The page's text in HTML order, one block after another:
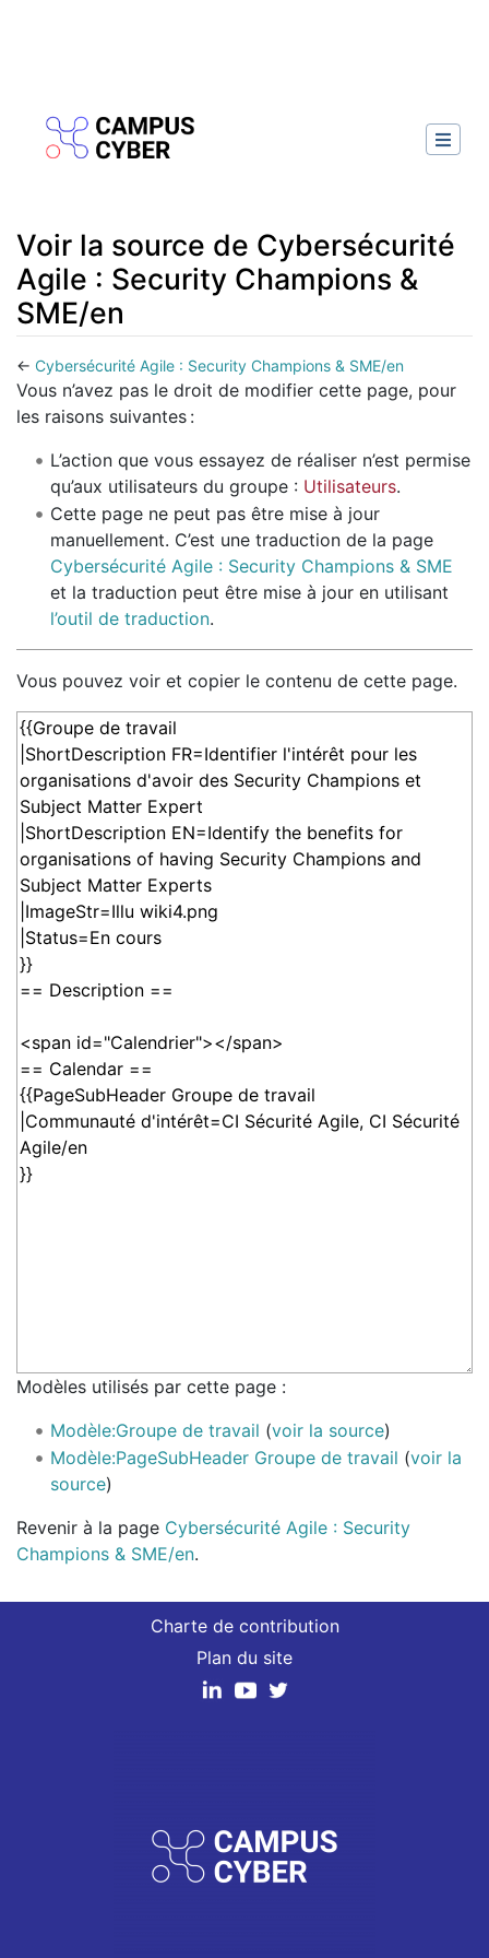
Voir la source de Cybersécurité
Agile : Security Champions &
SME/en
← Cybersécurité Agile : Security Champions & SME/en
Aller à :navigation, rechercher
Vous n’avez pas le droit de modifier cette page, pour
les raisons suivantes :
L’action que vous essayez de réaliser n’est permise
qu’aux utilisateurs du groupe : Utilisateurs.
Cette page ne peut pas être mise à jour
manuellement. C’est une traduction de la page
Cybersécurité Agile : Security Champions & SME
et la traduction peut être mise à jour en utilisant
l’outil de traduction.
Vous pouvez voir et copier le contenu de cette page.
Modèles utilisés par cette page :
Modèle:Groupe de travail (voir la source)
Modèle:PageSubHeader Groupe de travail (voir la
source)
Revenir à la page Cybersécurité Agile : Security
Champions & SME/en.
Charte de contribution
Plan du site